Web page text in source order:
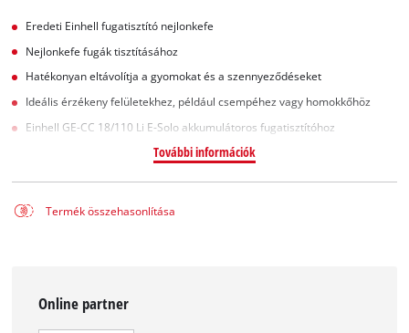
Eredeti Einhell fugatisztító nejlonkefe
Nejlonkefe fugák tisztításához
Hatékonyan eltávolítja a gyomokat és a szennyeződéseket
Ideális érzékeny felületekhez, például csempéhez vagy homokkőhöz
Einhell GE-CC 18/110 Li E-Solo akkumulátoros fugatisztítóhoz
További információk
Termék összehasonlítása
Online partner